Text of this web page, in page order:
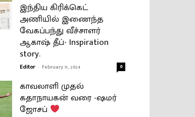
இந்திய கிரிக்கெட்
அணியில் இணைந்த
வேகப்பந்து வீச்சாளர்
ஆகாஷ் தீப்- Inspiration
story.
Editor - February 11, 2024 0
காவலாளி முதல்
கதாநாயகன் வரை -ஷமர்
ஜோசப்